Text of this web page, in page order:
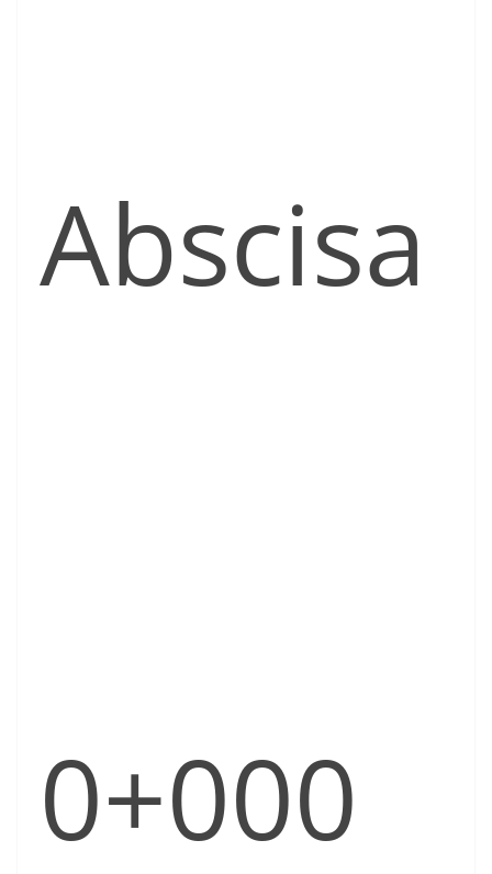
Abscisa
0+000